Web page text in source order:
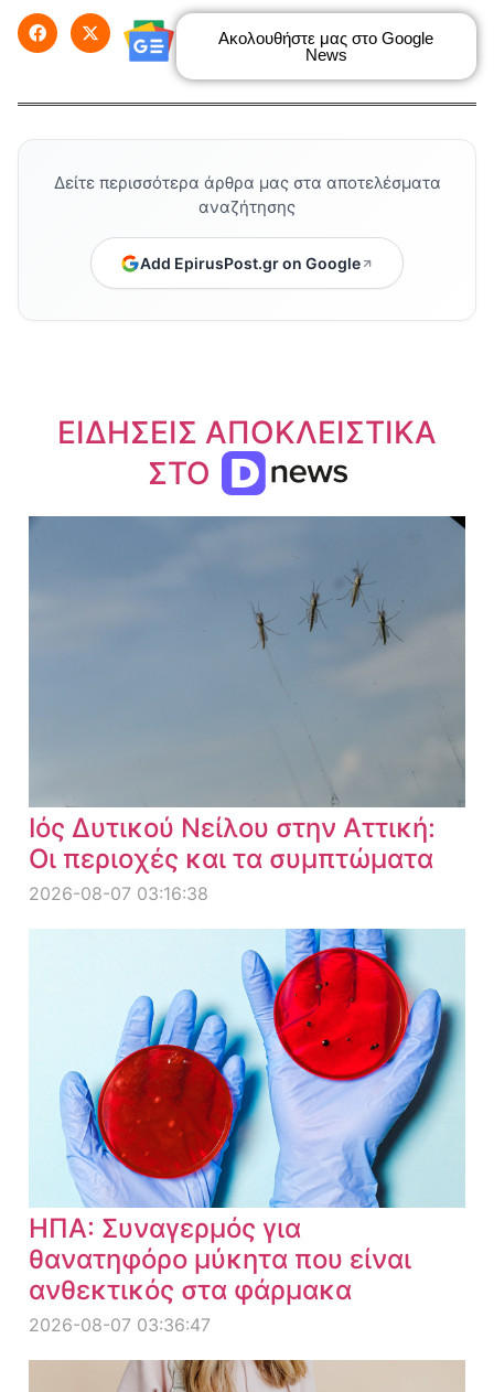
Ακολουθήστε μας στο Google
News
Δείτε περισσότερα άρθρα μας στα αποτελέσματα
αναζήτησης
Add EpirusPost.gr on Google
ΕΙΔΗΣΕΙΣ ΑΠΟΚΛΕΙΣΤΙΚΑ
ΣΤΟ
Ιός Δυτικού Νείλου στην Αττική:
Οι περιοχές και τα συμπτώματα
2026-08-07 03:16:38
ΗΠΑ: Συναγερμός για
θανατηφόρο μύκητα που είναι
ανθεκτικός στα φάρμακα
2026-08-07 03:36:47